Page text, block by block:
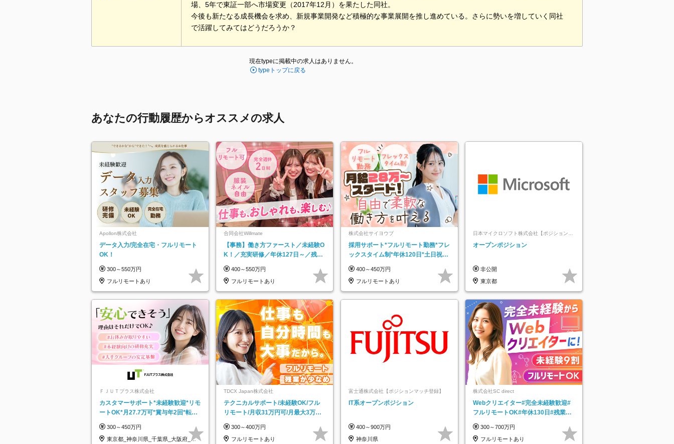
場、5年で東証一部へ市場変更（2017年12月）を果たした同社。
今後も新たなる成長機会を求め、新規事業開発など積極的な事業展開を推し進めている。さらに勢いを増していく同社
で活躍してみてはどうだろうか？
現在typeに掲載中の求人はありません。
typeトップに戻る
あなたの行動履歴からオススメの求人
Apollon株式会社
データ入力/完全在宅・フルリモート
OK！
300～550万円
フルリモートあり
合同会社Willmate
【事務】働き方ファースト／未経験O
K！／充実研修／年休127日～／残業
400～550万円
フルリモートあり
株式会社サイヨウブ
採用サポート*フルリモート勤務*フレ
ックスタイム制*年休120日*土日祝休
400～450万円
フルリモートあり
日本マイクロソフト株式会社【ポジションマ
ッチ登録】
オープンポジション
非公開
東京都
ＦＪＵＴプラス株式会社
カスタマーサポート*未経験歓迎*リモ
ートOK*月27.7万可*賞与年2回*転勤
300～450万円
東京都_神奈川県_千葉県_大阪府_愛
TDCX Japan株式会社
テクニカルサポート/未経験OK/フル
リモート/月収31万円可/月最大3万の
300～400万円
フルリモートあり
富士通株式会社【ポジションマッチ登録】
IT系オープンポジション
400～900万円
神奈川県
株式会社SC direct
Webクリエイター#完全未経験歓迎#
フルリモートOK#年休130日#残業月
300～700万円
フルリモートあり